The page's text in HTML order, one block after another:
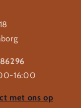
16:00
met ons op